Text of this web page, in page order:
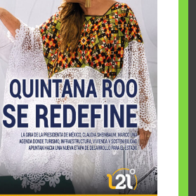
A-Wish México unieron
el deseo de una …